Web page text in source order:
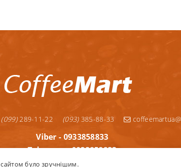
(099)289-11-22 (093)385-88-33
Viber - 0933858833
Telegram - 0933858833
Telegram - 0992891122
було зручнішим.